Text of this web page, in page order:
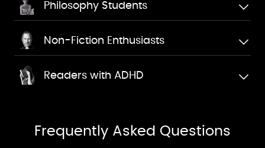
Philosophy Students
Non-Fiction Enthusiasts
Readers with ADHD
Frequently Asked Questions